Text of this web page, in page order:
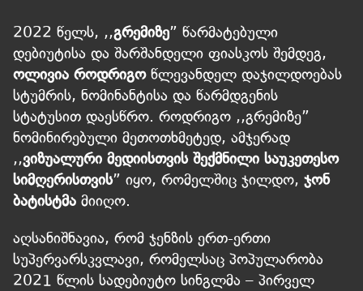
2022 წელს, ,,გრემიზე” წარმატებული
დებიუტისა და შარშანდელი ფიასკოს შემდეგ,
ოლივია როდრიგოწლევანდელ დაჯილდოებას
სტუმრის, ნომინანტისა და წარმდგენის
სტატუსით დაესწრო. როდრიგო ,,გრემიზე”
ნომინირებული მეთოთხმეტედ, ამჯერად
,,ვიზუალური მედიისთვის შექმნილი საუკეთესო
სიმღერისთვის” იყო, რომელშიც ჯილდო, ჯონ
ბატისტმა მიიღო.
აღსანიშნავია, რომ ჯენზის ერთ-ერთი
სუპერვარსკვლავი, რომელსაც პოპულარობა
2021 წლის სადებიუტო სინგლმა – პირველ